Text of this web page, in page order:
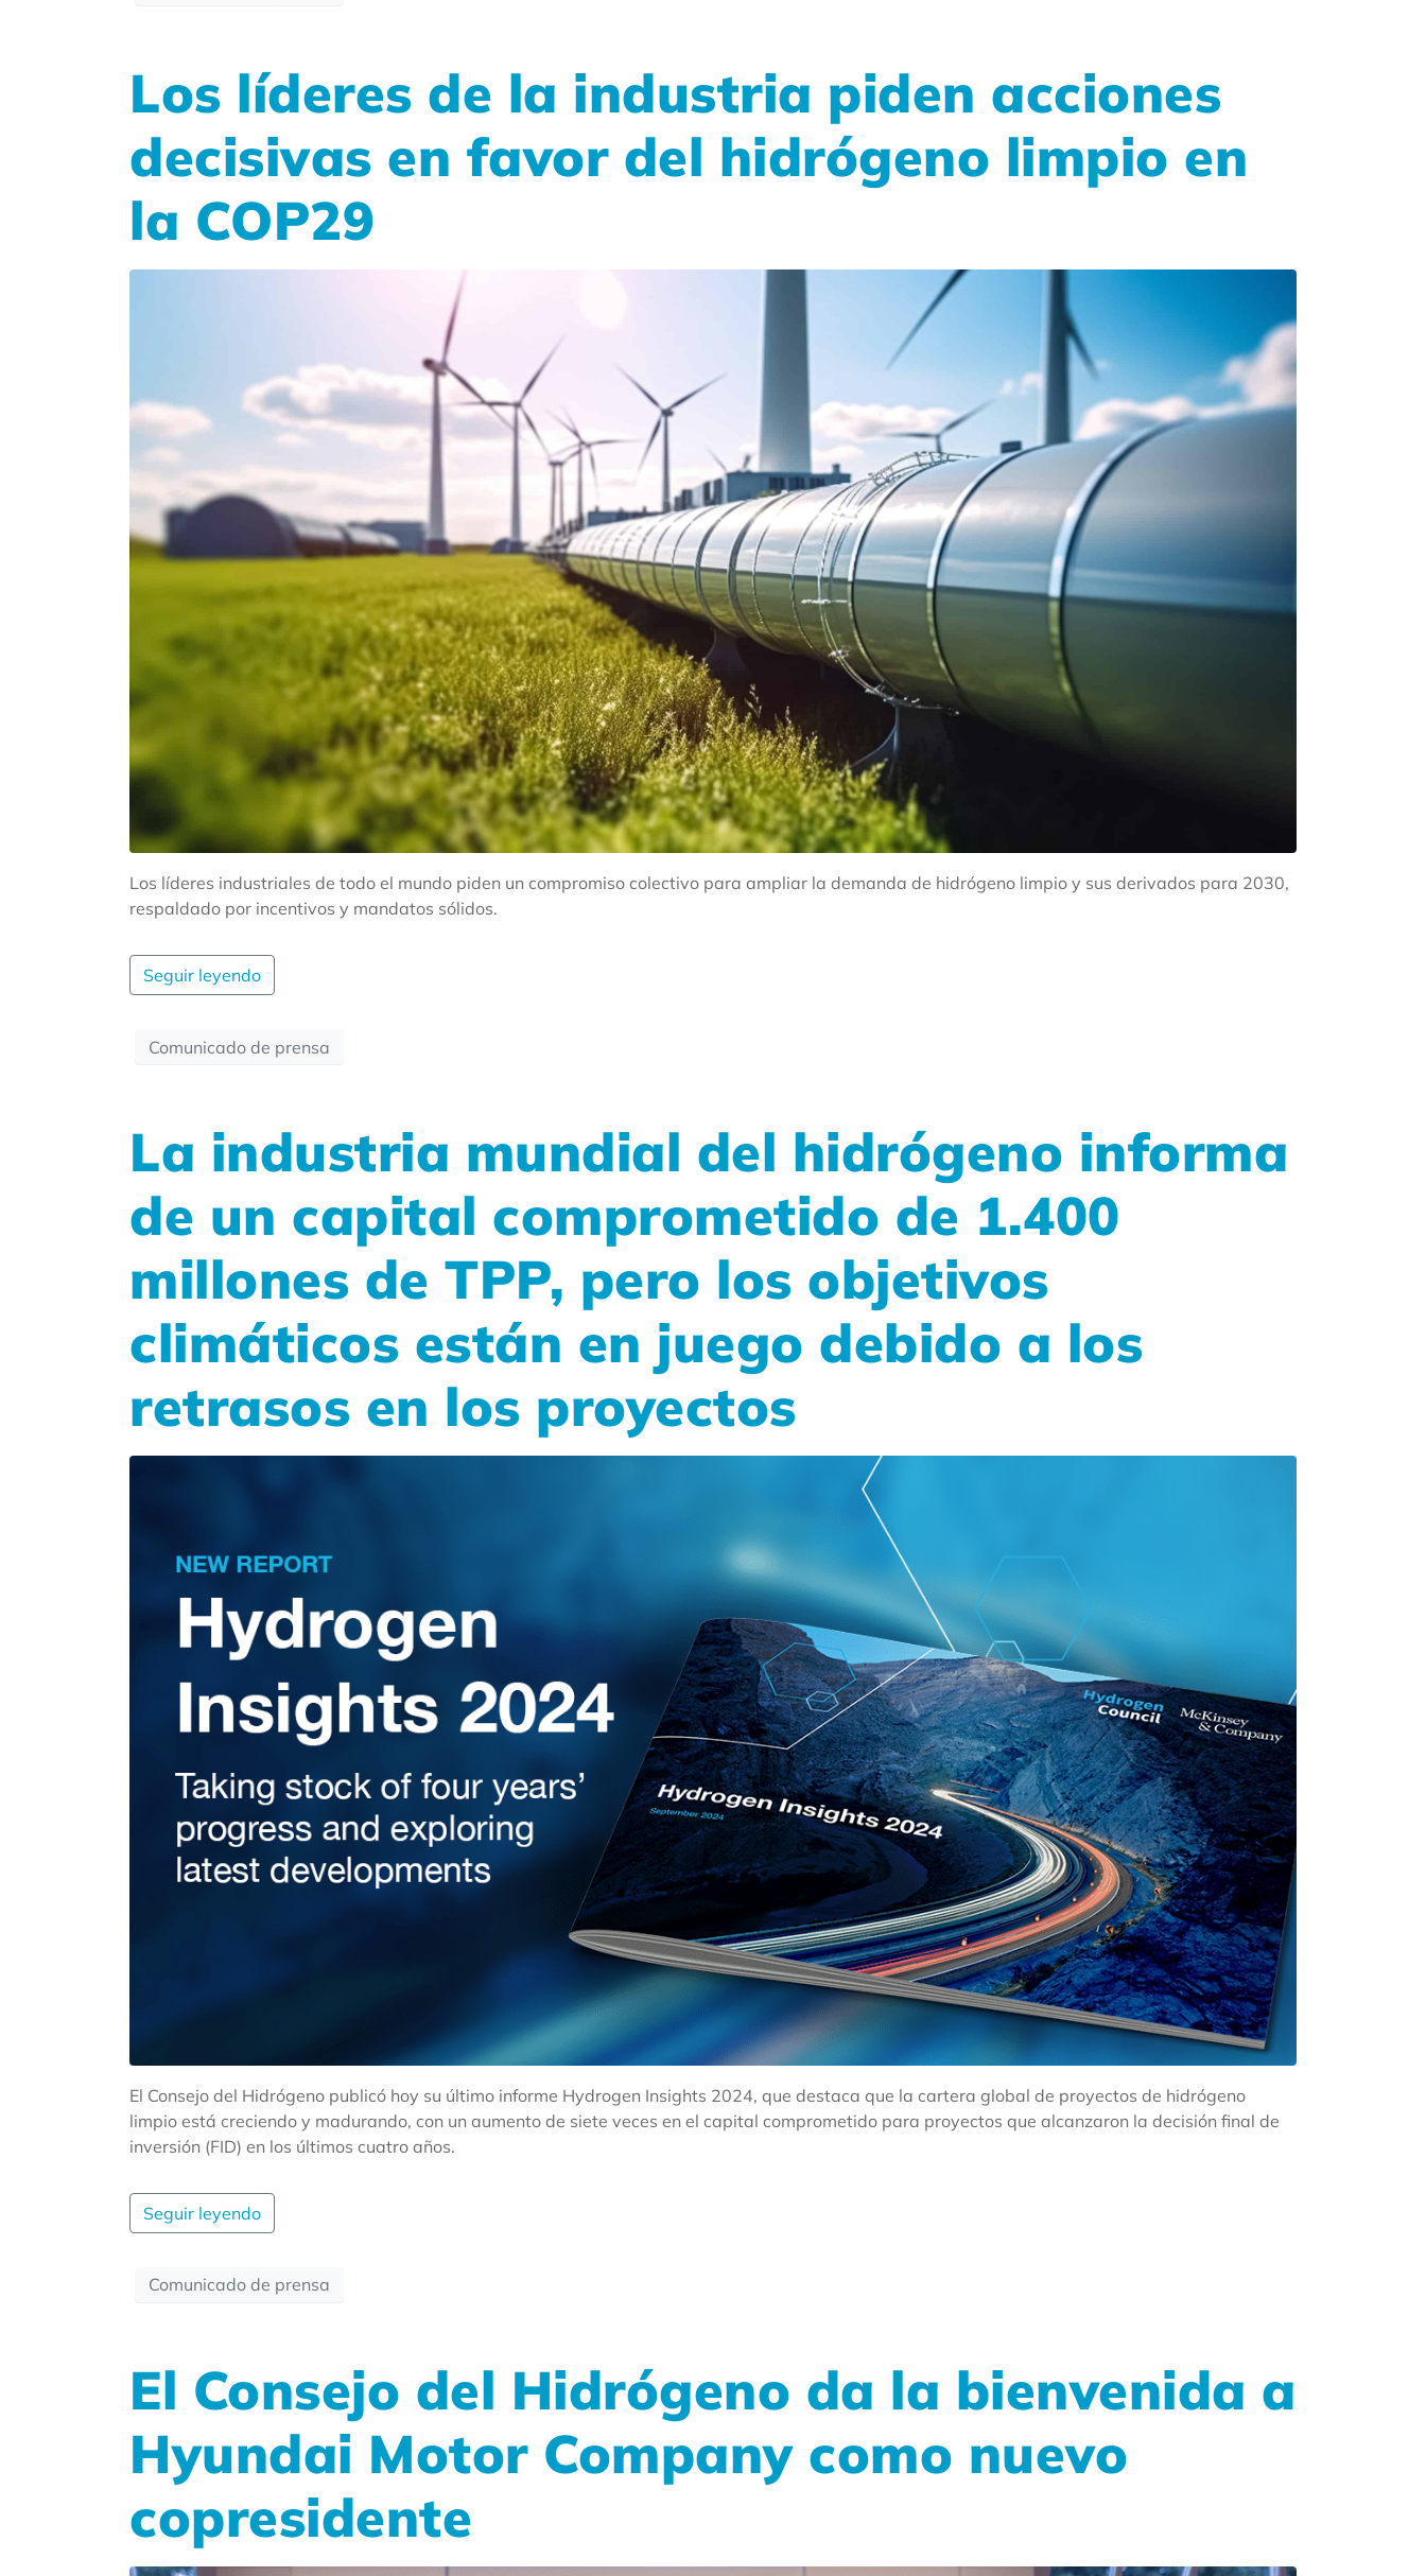
Los líderes de la industria piden acciones
decisivas en favor del hidrógeno limpio en
la COP29
Los líderes industriales de todo el mundo piden un compromiso colectivo para ampliar la demanda de hidrógeno limpio y sus derivados para 2030,
respaldado por incentivos y mandatos sólidos.
Seguir leyendo
Comunicado de prensa
La industria mundial del hidrógeno informa
de un capital comprometido de 1.400
millones de TPP, pero los objetivos
climáticos están en juego debido a los
retrasos en los proyectos
El Consejo del Hidrógeno publicó hoy su último informe Hydrogen Insights 2024, que destaca que la cartera global de proyectos de hidrógeno
limpio está creciendo y madurando, con un aumento de siete veces en el capital comprometido para proyectos que alcanzaron la decisión final de
inversión (FID) en los últimos cuatro años.
Seguir leyendo
Comunicado de prensa
El Consejo del Hidrógeno da la bienvenida a
Hyundai Motor Company como nuevo
copresidente